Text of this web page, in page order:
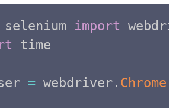
selenium import
time
= webdriver. Chrome